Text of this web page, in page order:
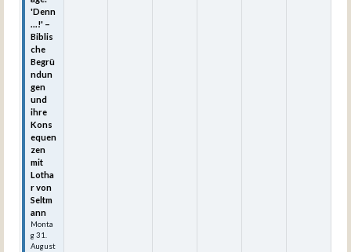
'Denn
...!' –
Biblis
che
Begrü
ndun
gen
und
ihre
Kons
equen
zen
mit
Lotha
r von
Seltm
ann
Monta
g31.
August